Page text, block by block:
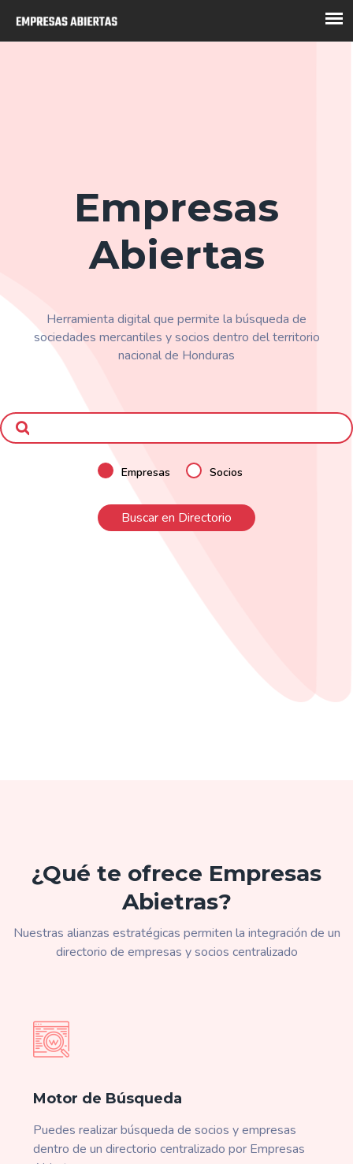
Empresas
Abiertas
Herramienta digital que permite la búsqueda de
sociedades mercantiles y socios dentro del territorio
nacional de Honduras
Empresas Socios
Buscar en Directorio
¿Qué te ofrece Empresas
Abietras?
Nuestras alianzas estratégicas permiten la integración de un
directorio de empresas y socios centralizado
Motor de Búsqueda
Puedes realizar búsqueda de socios y empresas
dentro de un directorio centralizado por Empresas